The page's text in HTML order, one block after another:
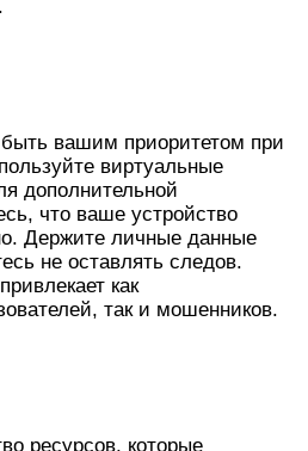
вашим приоритетом при
виртуальные
дополнительной
что ваше устройство
Держите личные данные
не оставлять следов.
как
так и мошенников.
ресурсов, которые